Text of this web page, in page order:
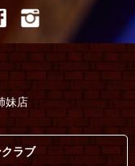
妹店
クラブ